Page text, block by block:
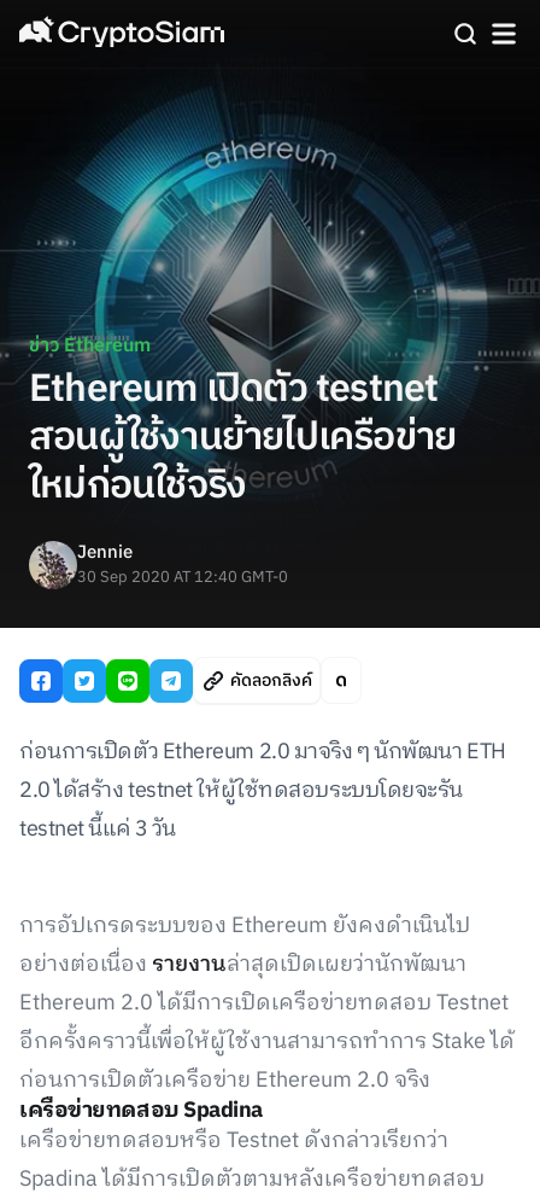
ข่าว Ethereum
Ethereum เปิดตัว testnet
สอนผู้ใช้งานย้ายไปเครือข่าย
ใหม่ก่อนใช้จริง
Jennie
30 Sep 2020 AT 12:40 GMT-0
คัดลอกลิงค์
ก่อนการเปิดตัว Ethereum 2.0 มาจริง ๆ นักพัฒนา ETH
2.0 ได้สร้าง testnet ให้ผู้ใช้ทดสอบระบบโดยจะรัน
testnet นี้แค่ 3 วัน
การอัปเกรดระบบของ Ethereum ยังคงดำเนินไป
อย่างต่อเนื่อง รายงานล่าสุดเปิดเผยว่านักพัฒนา
Ethereum 2.0 ได้มีการเปิดเครือข่ายทดสอบ Testnet
อีกครั้งคราวนี้เพื่อให้ผู้ใช้งานสามารถทำการ Stake ได้
ก่อนการเปิดตัวเครือข่าย Ethereum 2.0 จริง
เครือข่ายทดสอบ Spadina
เครือข่ายทดสอบหรือ Testnet ดังกล่าวเรียกว่า
Spadina ได้มีการเปิดตัวตามหลังเครือข่ายทดสอบ